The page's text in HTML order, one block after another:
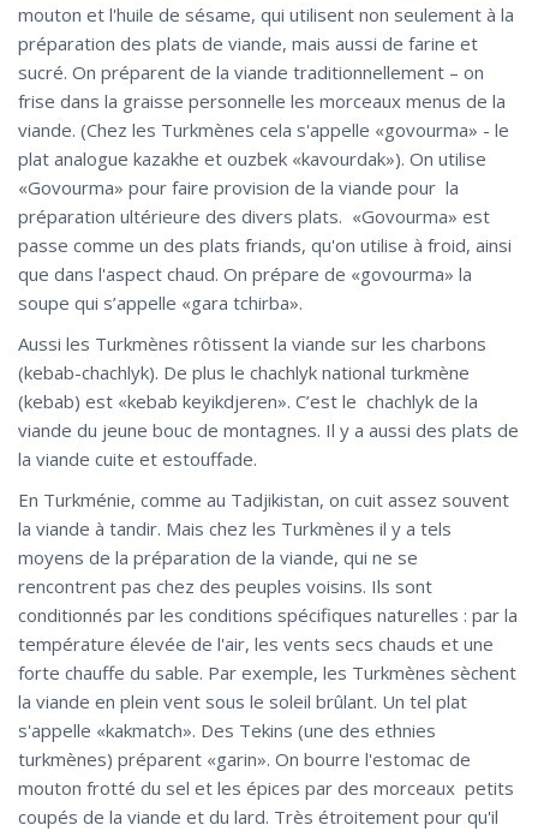
mouton et l'huile de sésame, qui utilisent non seulement à la
préparation des plats de viande, mais aussi de farine et
sucré. On préparent de la viande traditionnellement – on
frise dans la graisse personnelle les morceaux menus de la
viande. (Chez les Turkmènes cela s'appelle «govourma» - le
plat analogue kazakhe et ouzbek «kavourdak»). On utilise
«Govourma» pour faire provision de la viande pour la
préparation ultérieure des divers plats. «Govourma» est
passe comme un des plats friands, qu'on utilise à froid, ainsi
que dans l'aspect chaud. On prépare de «govourma» la
soupe qui s’appelle «gara tchirba».
Aussi les Turkmènes rôtissent la viande sur les charbons
(kebab-chachlyk). De plus le chachlyk national turkmène
(kebab) est «kebab keyikdjeren». C’est le chachlyk de la
viande du jeune bouc de montagnes. Il y a aussi des plats de
la viande cuite et estouffade.
En Turkménie, comme au Tadjikistan, on cuit assez souvent
la viande à tandir. Mais chez les Turkmènes il y a tels
moyens de la préparation de la viande, qui ne se
rencontrent pas chez des peuples voisins. Ils sont
conditionnés par les conditions spécifiques naturelles : par la
température élevée de l'air, les vents secs chauds et une
forte chauffe du sable. Par exemple, les Turkmènes sèchent
la viande en plein vent sous le soleil brûlant. Un tel plat
s'appelle «kakmatch». Des Tekins (une des ethnies
turkmènes) préparent «garin». On bourre l'estomac de
mouton frotté du sel et les épices par des morceaux petits
coupés de la viande et du lard. Très étroitement pour qu'il